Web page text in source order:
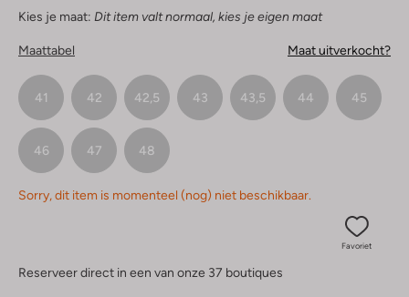
Kies je maat: Dit item valt normaal, kies je eigen maat
Maattabel Maat uitverkocht?
41 42 42,5 43 43,5 44 45
46 47 48
Sorry, dit item is momenteel (nog) niet beschikbaar.
Favoriet
Reserveer direct in een van onze 37 boutiques